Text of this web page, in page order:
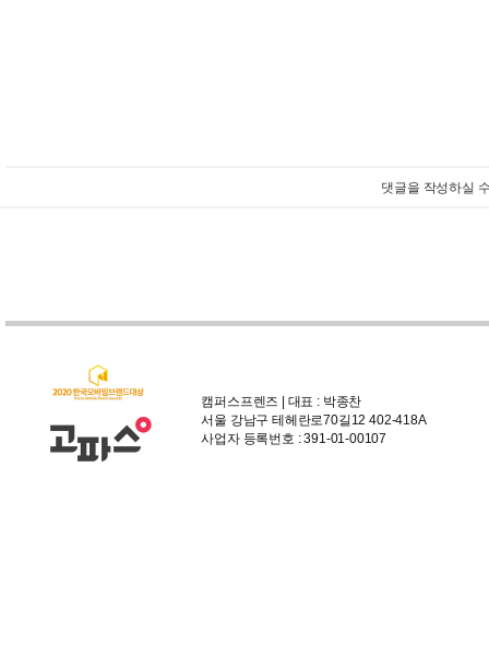
댓글을 작성하실
캠퍼스프렌즈 | 대표 : 박종찬
서울 강남구 테헤란로70길12 402-418A
사업자 등록번호 : 391-01-00107